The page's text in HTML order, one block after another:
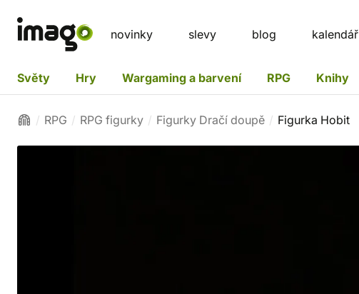
novinky slevy blog kalendář
Světy Hry Wargaming a barvení RPG Knihy
RPG RPG figurky Figurky Dračí doupě Figurka Hobit